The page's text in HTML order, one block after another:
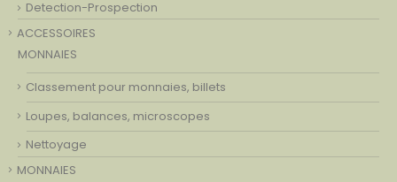
Detection-Prospection
ACCESSOIRES
MONNAIES
Classement pour monnaies, billets
Loupes, balances, microscopes
Nettoyage
MONNAIES